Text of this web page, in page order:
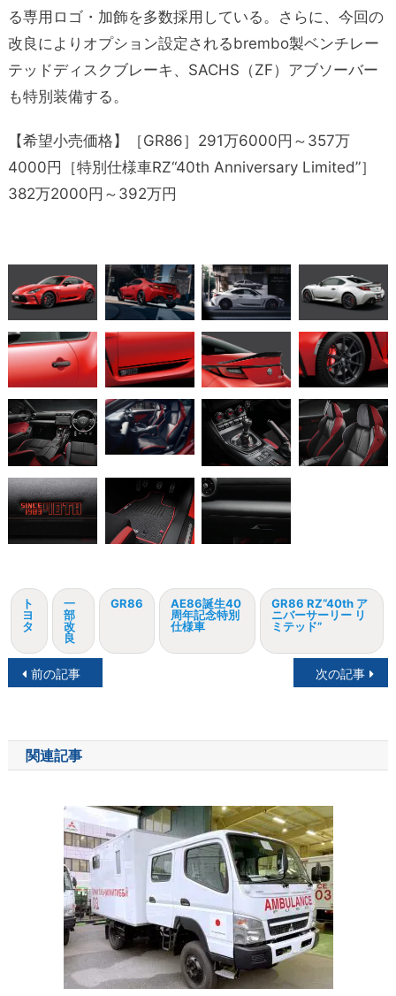
る専用ロゴ・加飾を多数採用している。さらに、今回の
改良によりオプション設定されるbrembo製ベンチレー
テッドディスクブレーキ、SACHS（ZF）アブソーバー
も特別装備する。
【希望小売価格】［GR86］291万6000円～357万
4000円［特別仕様車RZ“40th Anniversary Limited”］
382万2000円～392万円
ト
ヨ
タ
一
部
改
良
GR86
AE86誕生40
周年記念特別
仕様車
GR86 RZ“40th ア
ニバーサーリー リ
ミテッド”
投
ナ
ビ
前の記事 次の記事
関連記事